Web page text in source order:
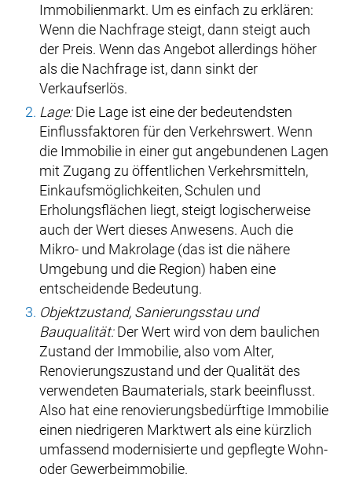
Immobilienmarkt. Um es einfach zu erklären:
Wenn die Nachfrage steigt, dann steigt auch
der Preis. Wenn das Angebot allerdings höher
als die Nachfrage ist, dann sinkt der
Verkaufserlös.
Lage:Die Lage ist eine der bedeutendsten
Einflussfaktoren für den Verkehrswert. Wenn
die Immobilie in einer gut angebundenen Lagen
mit Zugang zu öffentlichen Verkehrsmitteln,
Einkaufsmöglichkeiten, Schulen und
Erholungsflächen liegt, steigt logischerweise
auch der Wert dieses Anwesens. Auch die
Mikro- und Makrolage (das ist die nähere
Umgebung und die Region) haben eine
entscheidende Bedeutung.
Objektzustand, Sanierungsstau und
Bauqualität:Der Wert wird von dem baulichen
Zustand der Immobilie, also vom Alter,
Renovierungszustand und der Qualität des
verwendeten Baumaterials, stark beeinflusst.
Also hat eine renovierungsbedürftige Immobilie
einen niedrigeren Marktwert als eine kürzlich
umfassend modernisierte und gepflegte Wohn-
oder Gewerbeimmobilie.